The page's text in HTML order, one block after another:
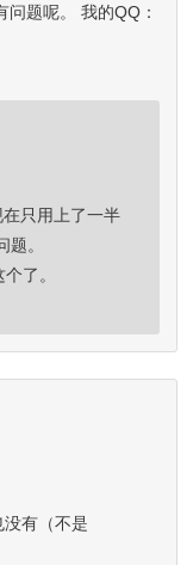
题呢。 我的QQ：
只用上了一半
。
了。
有（不是